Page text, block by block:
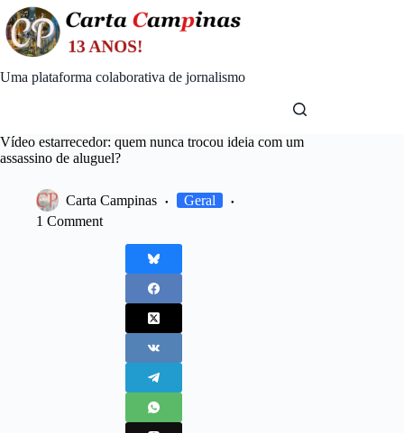
Skip
to
content
Uma plataforma colaborativa de jornalismo
Vídeo estarrecedor: quem nunca trocou ideia com um
assassino de aluguel?
Carta Campinas
Geral
1 Comment